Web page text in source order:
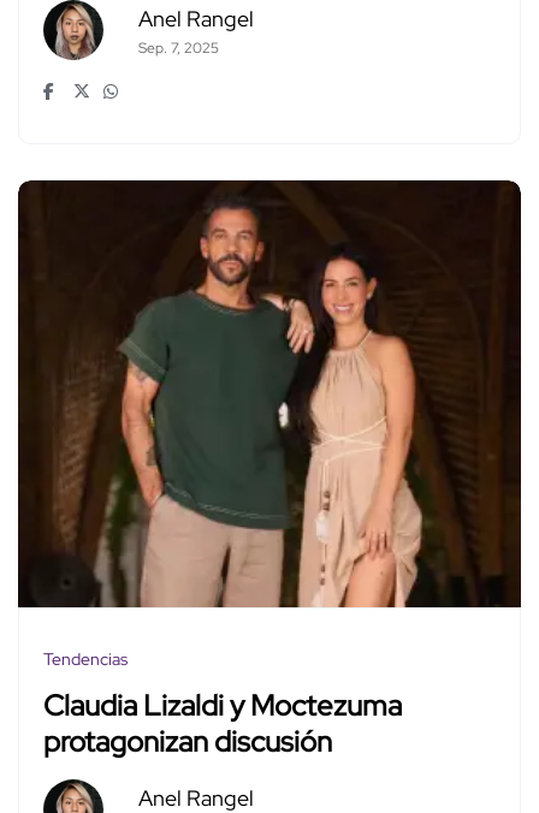
Anel Rangel
Sep. 7, 2025
Tendencias
Claudia Lizaldi y Moctezuma
protagonizan discusión
Anel Rangel